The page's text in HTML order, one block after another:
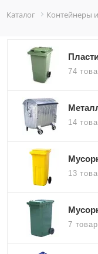
Каталог Контейнеры
74
14
13
7